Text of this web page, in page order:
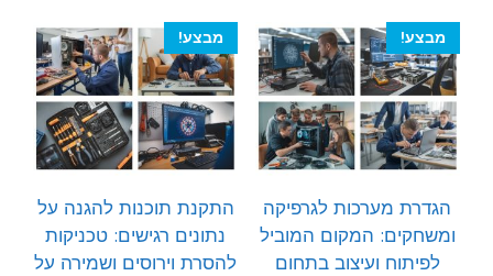
590.00 ₪.
300.00 ₪.
מבצע!
הגדרת מערכות לגרפיקה
ומשחקים: המקום המוביל
לפיתוח ועיצוב בתחום
מבצע!
התקנת תוכנות להגנה על
נתונים רגישים: טכניקות
להסרת וירוסים ושמירה על